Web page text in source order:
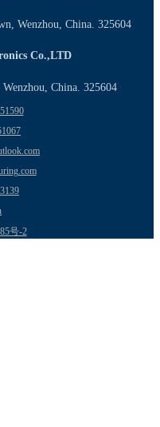
Wenzhou, China. 325604
Co.,LTD
China. 325604
号-2